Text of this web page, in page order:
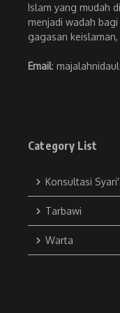
Islam yang mudah
menjadi wadah
gagasan
Email:
Category List
Konsultasi
Tarbawi
Warta